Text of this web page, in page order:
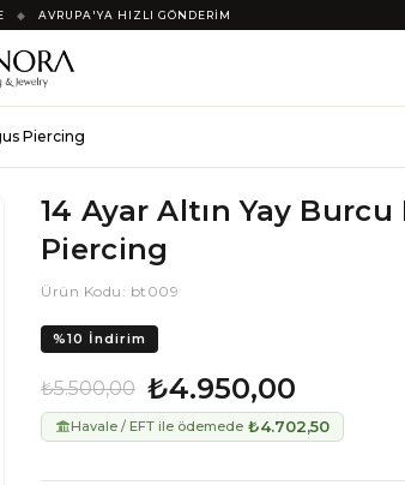
◆ AVRUPA'YA HIZLI GÖNDERİM
Piercing
14 Ayar Altın Yay
Piercing
Ürün Kodu: bt009
%10 İndirim
₺5.500,00 ₺4.950,00
Havale / EFT ile ödemede ₺4.702,50